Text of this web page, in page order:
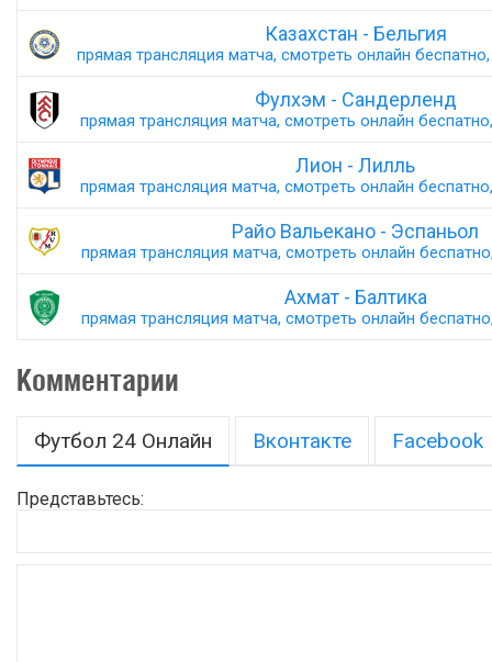
Казахстан - Бельгия
прямая трансляция матча, смотреть онлайн
Фулхэм - Сандерленд
прямая трансляция матча, смотреть онлайн
Лион - Лилль
прямая трансляция матча, смотреть онлайн
Райо Вальекано - Эспаньол
прямая трансляция матча, смотреть онлайн
Ахмат - Балтика
прямая трансляция матча, смотреть онлайн
Комментарии
Футбол 24 Онлайн Вконтакте Facebook
Представьтесь: